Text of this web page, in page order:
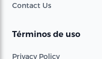
Contact Us
Términos de uso
Privacy Policy